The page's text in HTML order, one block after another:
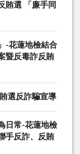
賄選 「廉手同
-花蓮地檢結合
暨反毒詐反賄
選反詐騙宣導
日常-花蓮地檢
手反詐、反賄